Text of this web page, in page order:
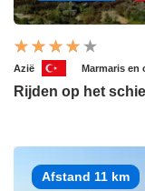
Azië Marmaris en
Rijden op het
Afstand 11 km